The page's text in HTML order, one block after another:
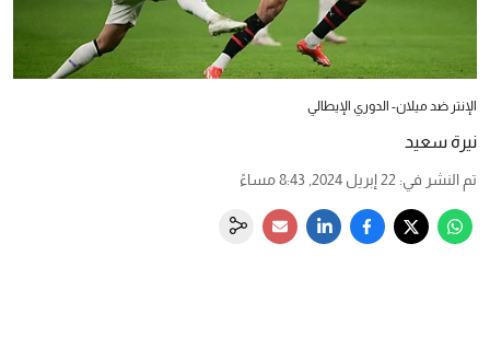
الإنتر ضد ميلان- الدوري الإيطالي
نيرة سعيد
تم النشر في: 22 إبريل 2024, 8:43 مساءً